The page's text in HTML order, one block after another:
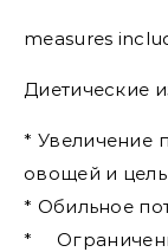
measures
Диетические
* Увеличение
овощей и
* Обильное
*